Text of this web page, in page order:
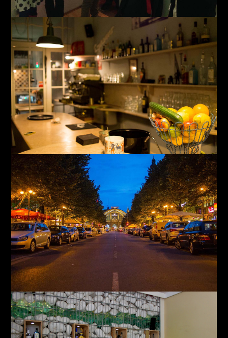
Ein etwas anderer Kiosk
Pracht
Bahnhofsviertel Abend